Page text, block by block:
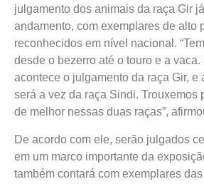
julgamento dos animais da raça Gir
andamento, com exemplares de alto
reconhecidos em nível nacional.
desde o bezerro até o touro e a
acontece o julgamento da raça Gir, e
será a vez da raça Sindi. Trouxemos
de melhor nessas duas raças”,
De acordo com ele, serão julgados
em um marco importante da
também contará com exemplares